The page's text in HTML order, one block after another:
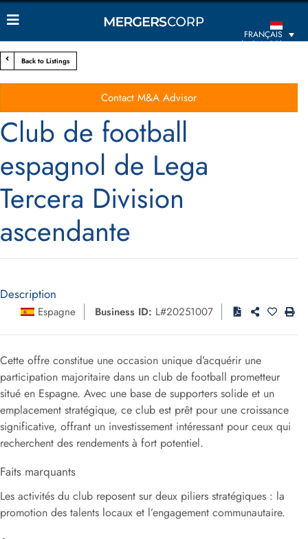
FRANÇAIS
(MONACO)
Back to Listings
Contact M&A Advisor
Club de football
espagnol de Lega
Tercera Division
ascendante
Description
Espagne Business ID: L#20251007
Cette offre constitue une occasion unique d’acquérir une
participation majoritaire dans un club de football prometteur
situé en Espagne. Avec une base de supporters solide et un
emplacement stratégique, ce club est prêt pour une croissance
significative, offrant un investissement intéressant pour ceux qui
recherchent des rendements à fort potentiel.
Faits marquants
Les activités du club reposent sur deux piliers stratégiques : la
promotion des talents locaux et l’engagement communautaire.